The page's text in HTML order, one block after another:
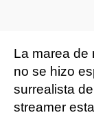
La marea de
no se hizo
surrealista
streamer